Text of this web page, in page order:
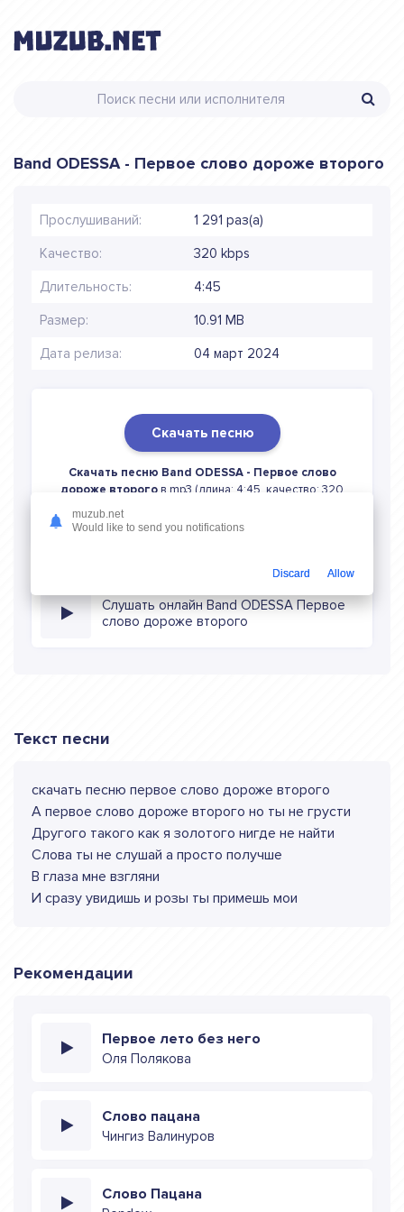
Band ODESSA - Первое слово дороже второго
Прослушиваний: 1 291 раз(а)
Качество: 320 kbps
Длительность: 4:45
Размер: 10.91 MB
Дата релиза: 04 март 2024
Скачать песню
Скачать песню Band ODESSA - Первое слово
дороже второгов mp3 (длина: 4:45, качество: 320
кбитс) бесплатно или слушать музыку в режиме онлайн
Слушать онлайн Band ODESSA Первое
слово дороже второго
Текст песни
скачать песню первое слово дороже второго
А первое слово дороже второго но ты не грусти
Другого такого как я золотого нигде не найти
Слова ты не слушай а просто получше
В глаза мне взгляни
И сразу увидишь и розы ты примешь мои
Рекомендации
Первое лето без него
Оля Полякова
Слово пацана
Чингиз Валинуров
Слово Пацана
muzub.net
Would like to send you notifications
Discard Allow